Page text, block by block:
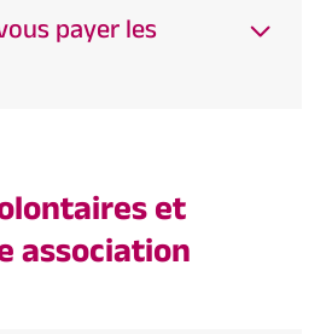
payer les
et
association